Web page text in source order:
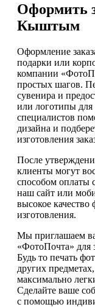
Оформить
Кыштым
Оформление
подарки или
компании
простых шагов.
сувенира и
или логотипы
специалистов
дизайна и
изготовления
После
клиенты могут
способом оплаты
наш сайт или
высокое качество
изготовления.
Мы приглашаем
«ФотоПочта» для
Будь то печать
других
максимально
Сделайте ваше
с помощью